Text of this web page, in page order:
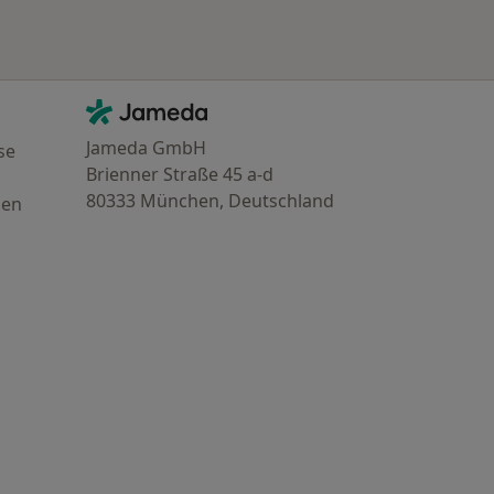
Kontakt
Jameda - Startseite
Jameda GmbH
Brienner Straße 45 a-d
80333 München, Deutschland